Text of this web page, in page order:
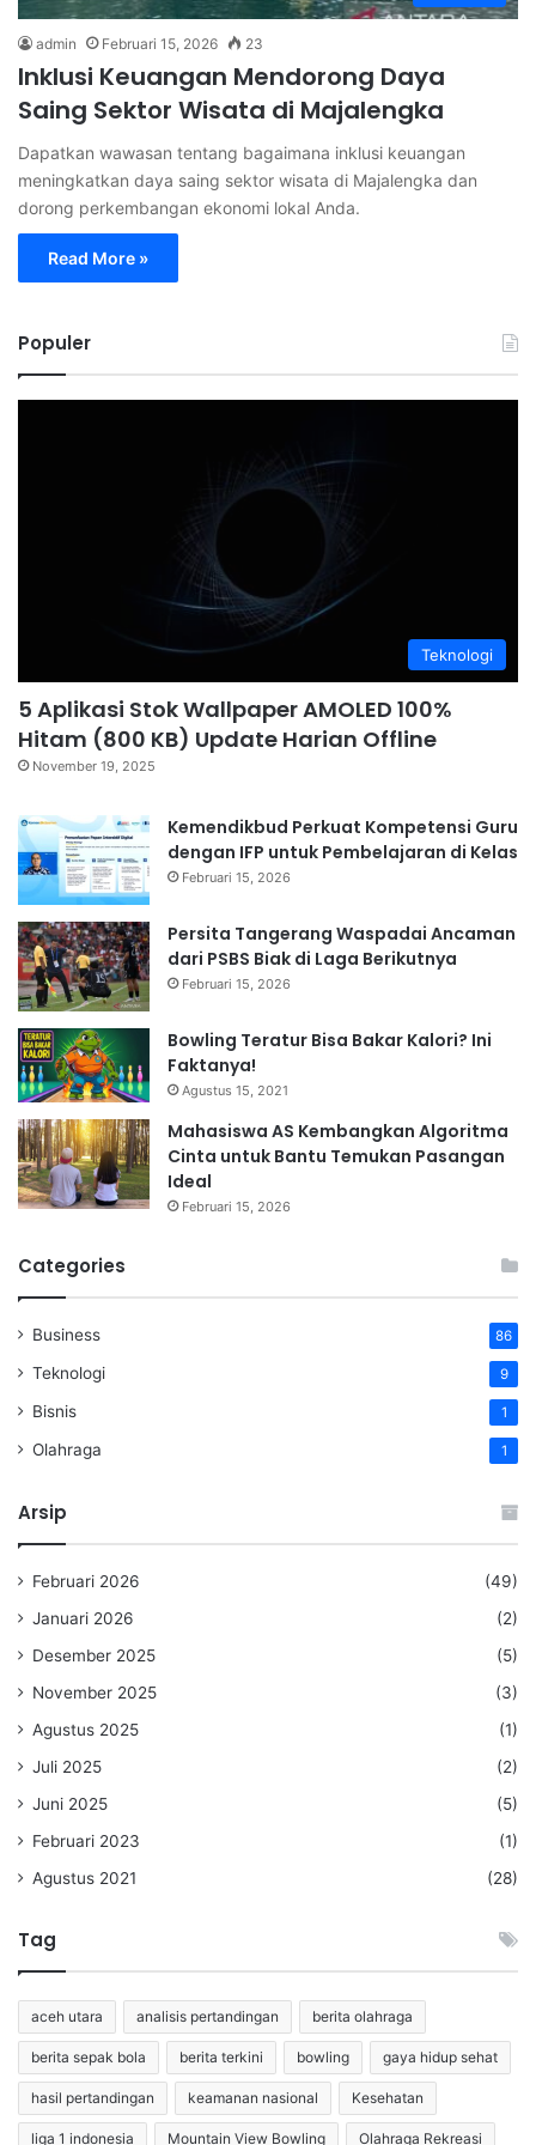
admin Februari 15, 2026 23
Inklusi Keuangan Mendorong Daya
Saing Sektor Wisata di Majalengka
Dapatkan wawasan tentang bagaimana inklusi keuangan
meningkatkan daya saing sektor wisata di Majalengka dan
dorong perkembangan ekonomi lokal Anda.
Read More »
Populer
Teknologi
5 Aplikasi Stok Wallpaper AMOLED 100%
Hitam (800 KB) Update Harian Offline
November 19, 2025
Kemendikbud Perkuat Kompetensi Guru
dengan IFP untuk Pembelajaran di Kelas
Februari 15, 2026
Persita Tangerang Waspadai Ancaman
dari PSBS Biak di Laga Berikutnya
Februari 15, 2026
Bowling Teratur Bisa Bakar Kalori? Ini
Faktanya!
Agustus 15, 2021
Mahasiswa AS Kembangkan Algoritma
Cinta untuk Bantu Temukan Pasangan
Ideal
Februari 15, 2026
Categories
Business 86
Teknologi 9
Bisnis 1
Olahraga 1
Arsip
Februari 2026
(49)
Januari 2026
(2)
Desember 2025
(5)
November 2025
(3)
Agustus 2025
(1)
Juli 2025
(2)
Juni 2025
(5)
Februari 2023
(1)
Agustus 2021
(28)
Tag
aceh utara analisis pertandingan berita olahraga
berita sepak bola berita terkini bowling gaya hidup sehat
hasil pertandingan keamanan nasional Kesehatan
liga 1 indonesia Mountain View Bowling Olahraga Rekreasi